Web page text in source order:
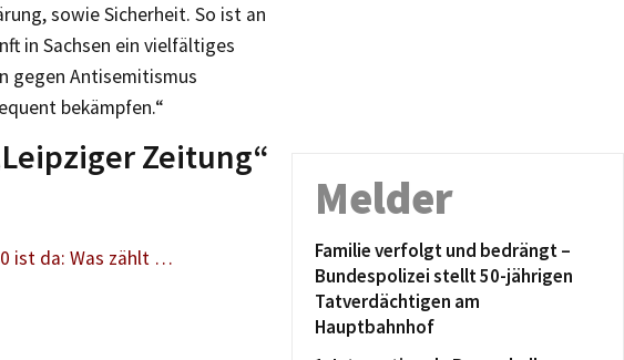
sowie Sicherheit. So ist an
in Sachsen ein vielfältiges
gegen Antisemitismus
bekämpfen.“
Zeitung“
ist da: Was zählt …
Melder
Familie verfolgt und bedrängt –
Bundespolizei stellt 50-jährigen
Tatverdächtigen am
Hauptbahnhof